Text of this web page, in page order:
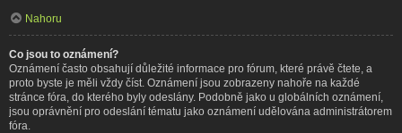
Nahoru
Co jsou to oznámení?
Oznámení často obsahují důležité informace pro fórum, které právě čtete, a
proto byste je měli vždy číst. Oznámení jsou zobrazeny nahoře na každé
stránce fóra, do kterého byly odeslány. Podobně jako u globálních oznámení,
jsou oprávnění pro odeslání tématu jako oznámení udělována administrátorem
fóra.